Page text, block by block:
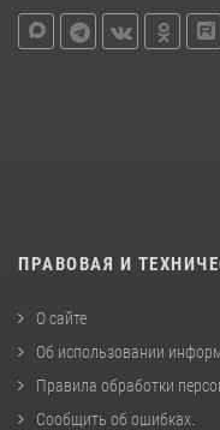
ПРАВОВАЯ И
О сайте
Об использовании
Правила обработки
Сообщить об ошибках